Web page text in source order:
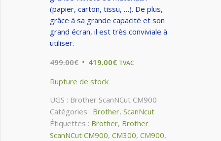
(papier, carton, tissu, …). De plus,
grâce à sa grande capacité et son
grand écran, il est très conviviale à
utiliser.
499.00€ Original
was:
499.00€.
419.00€Current
419.00€.
TVAC
Rupture de stock
UGS : Brother ScanNCut CM900
Catégories : Brother, ScanNcut
Étiquettes : Brother, Brother
ScanNCut CM900, CM300, CM900,